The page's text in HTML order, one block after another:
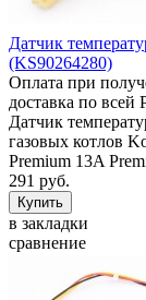
Датчик
(KS90264280)
Оплата при
доставка по всей
Датчик
газовых котлов
Premium 13A
291 руб.
в закладки
сравнение